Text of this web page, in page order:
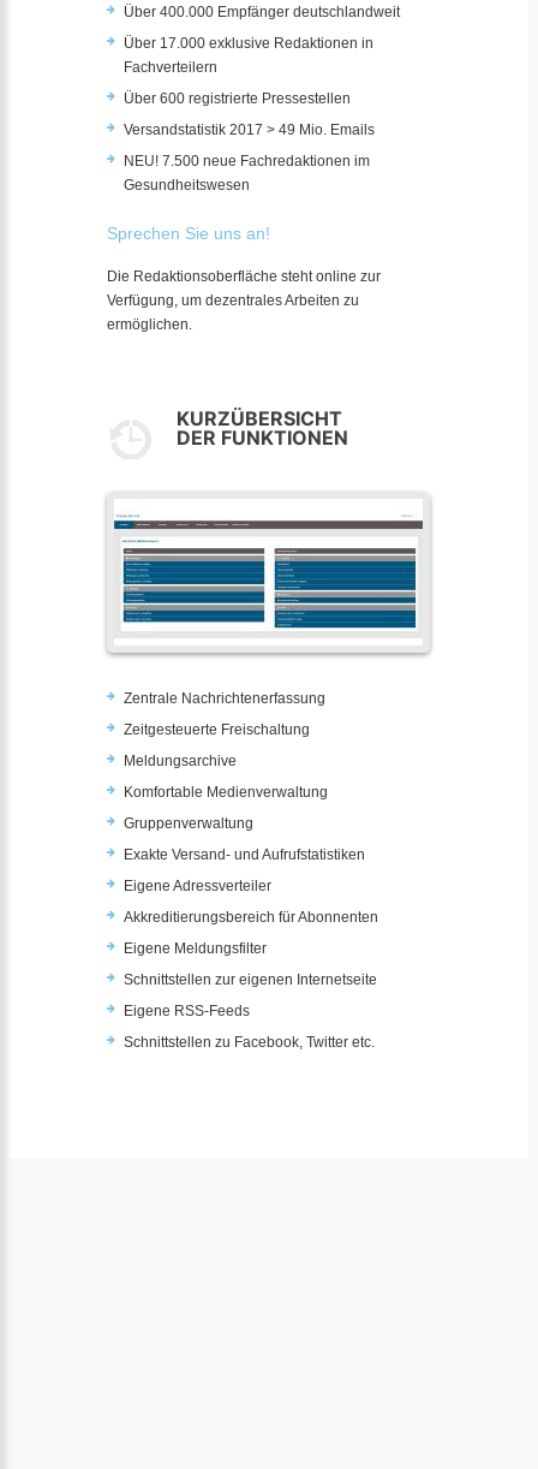
Über 400.000 Empfänger deutschlandweit
Über 17.000 exklusive Redaktionen in
Fachverteilern
Über 600 registrierte Pressestellen
Versandstatistik 2017 > 49 Mio. Emails
NEU! 7.500 neue Fachredaktionen im
Gesundheitswesen
Sprechen Sie uns an!
Die Redaktionsoberfläche steht online zur
Verfügung, um dezentrales Arbeiten zu
ermöglichen.
KURZÜBERSICHT
DER FUNKTIONEN
Zentrale Nachrichtenerfassung
Zeitgesteuerte Freischaltung
Meldungsarchive
Komfortable Medienverwaltung
Gruppenverwaltung
Exakte Versand- und Aufrufstatistiken
Eigene Adressverteiler
Akkreditierungsbereich für Abonnenten
Eigene Meldungsfilter
Schnittstellen zur eigenen Internetseite
Eigene RSS-Feeds
Schnittstellen zu Facebook, Twitter etc.